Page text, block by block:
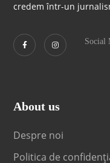
credem într-un
Social
About us
Despre noi
Politica de